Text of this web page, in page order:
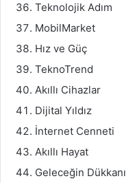
Teknolojik Adım
MobilMarket
Hız ve Güç
TeknoTrend
Akıllı Cihazlar
Dijital Yıldız
İnternet Cenneti
Akıllı Hayat
Geleceğin Dükkanı